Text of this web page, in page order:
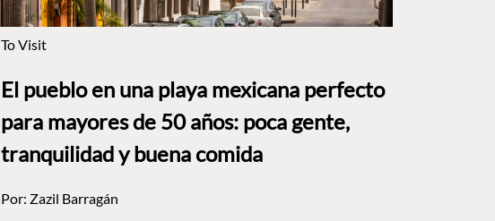
To Visit
El pueblo en una playa mexicana perfecto
para mayores de 50 años: poca gente,
tranquilidad y buena comida
Por: Zazil Barragán